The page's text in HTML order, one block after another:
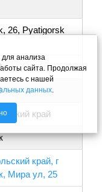
26, Pyatigorsk
край
край, г
Мира ул, 25
анализа
сайта. Продолжая
с нашей
данных